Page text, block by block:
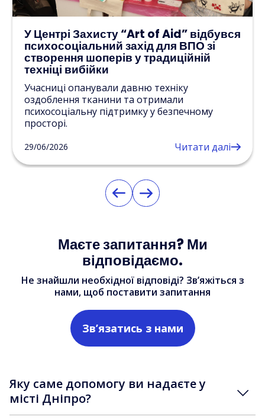
У Центрі Захисту “Art of Aid” відбувся
психосоціальний захід для ВПО зі
створення шоперів у традиційній
техніці вибійки
Учасниці опанували давню техніку
оздоблення тканини та отримали
психосоціальну підтримку у безпечному
просторі.
29/06/2026 Читати далі
Маєте запитання? Ми
відповідаємо.
Не знайшли необхідної відповіді? Зв’яжіться з
нами, щоб поставити запитання
Зв’язатись з нами
Яку саме допомогу ви надаєте у
місті Дніпро?